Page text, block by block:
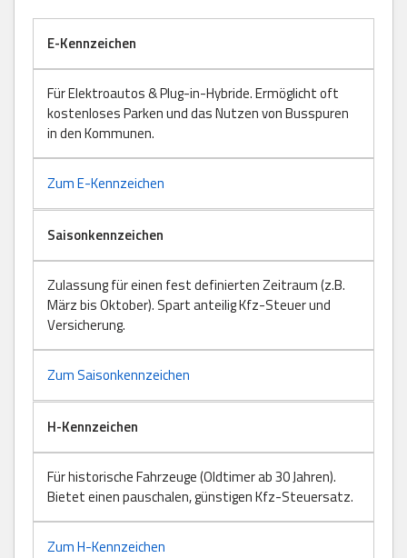
E-Kennzeichen
Für Elektroautos & Plug-in-Hybride. Ermöglicht oft
kostenloses Parken und das Nutzen von Busspuren
in den Kommunen.
Zum E-Kennzeichen
Saisonkennzeichen
Zulassung für einen fest definierten Zeitraum (z.B.
März bis Oktober). Spart anteilig Kfz-Steuer und
Versicherung.
Zum Saisonkennzeichen
H-Kennzeichen
Für historische Fahrzeuge (Oldtimer ab 30 Jahren).
Bietet einen pauschalen, günstigen Kfz-Steuersatz.
Zum H-Kennzeichen